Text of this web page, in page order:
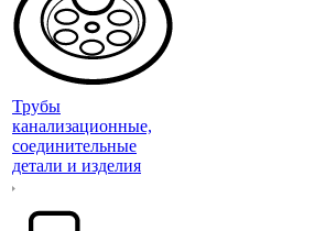
Трубы
канализационные,
соединительные
детали и изделия